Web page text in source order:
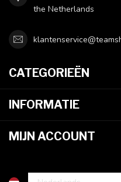
the Netherlands
CATEGORIEËN
INFORMATIE
MIJN ACCOUNT